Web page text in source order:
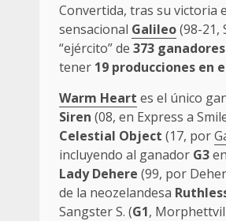
Convertida, tras su victoria
sensacional Galileo(98-21,
“ejército” de 373
tener 19 producciones en
Warm Heart es el único
Siren (08, en Express a
Celestial Object (17, por
incluyendo al ganador G3
Lady Dehere (99, por
de la neozelandesa
Sangster S. (G1,